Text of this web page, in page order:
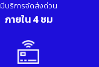
มีบริการจัดส่งด่วน
ภายใน 4 ชม